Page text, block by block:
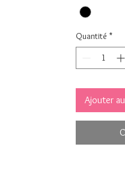
Quantité *
Ajouter